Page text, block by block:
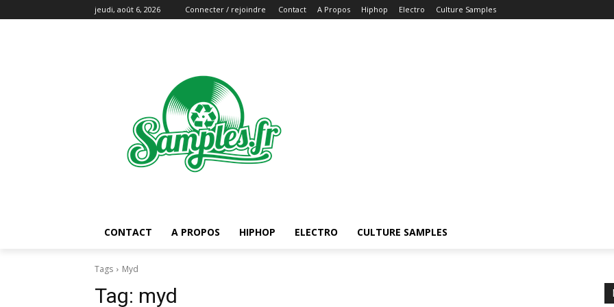
jeudi, août 6, 2026 Connecter / rejoindre Contact A Propos Hiphop Electro Culture Samples
CONTACT A PROPOS HIPHOP ELECTRO CULTURE SAMPLES
Tags Myd
Tag: myd